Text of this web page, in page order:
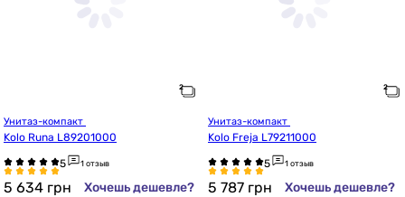
Kolo Runa L89201000
1 отзыв
5 634 грн Хочешь дешевле?
Kolo Freja L79211000
1 отзыв
5 787 грн Хочешь дешевле?